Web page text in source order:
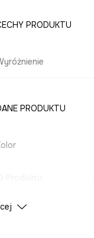
PRODUKTU
PRODUKTU